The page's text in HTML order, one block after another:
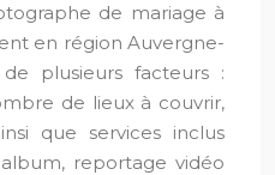
de mariage à
en région Auvergne-
plusieurs facteurs :
de lieux à couvrir,
que services inclus
reportage vidéo